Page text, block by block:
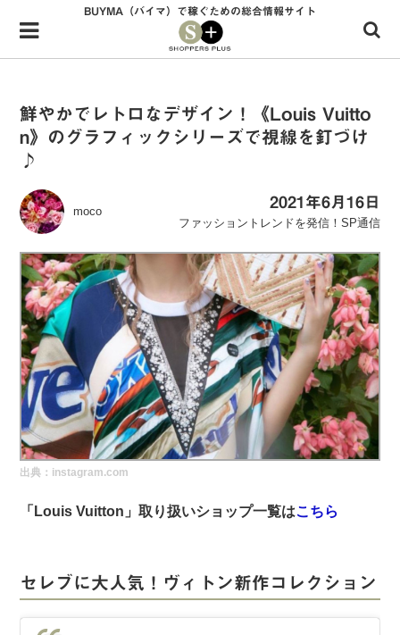
Menu
HOME
34歳独身OLバイマ実践記
ファッショントレンドを発信！SP通信
BUYMAで人気のブランド
BUYMAの売れ筋商品
バイマの疑問に現役パーソナルショッパーが答えてみた
バイマ活動の疑問に売れっ子現役バイヤーが答えてみた
実録！海外ショップで買ってみた！
海外SHOP LIST
BUYMA（バイマ）で稼ぐための総合情報サイト
鮮やかでレトロなデザイン！《Louis Vuitto
n》のグラフィックシリーズで視線を釘づけ
♪
moco
2021年6月16日
ファッショントレンドを発信！SP通信
出典：instagram.com
「Louis Vuitton」取り扱いショップ一覧はこちら
セレブに大人気！ヴィトン新作コレクション